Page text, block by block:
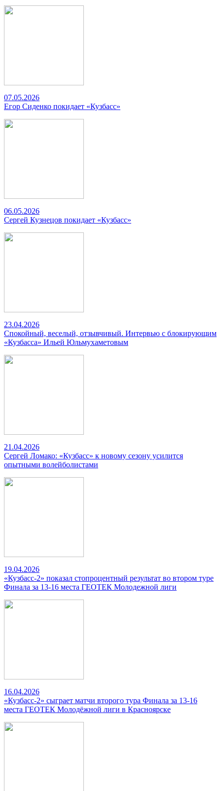
07.05.2026
Егор Сиденко покидает «Кузбасс»
06.05.2026
Сергей Кузнецов покидает «Кузбасс»
23.04.2026
Спокойный, веселый, отзывчивый. Интервью с блокирующим
«Кузбасса» Ильей Юльмухаметовым
21.04.2026
Сергей Ломако: «Кузбасс» к новому сезону усилится
опытными волейболистами
19.04.2026
«Кузбасс-2» показал стопроцентный результат во втором туре
Финала за 13-16 места ГЕОТЕК Молодежной лиги
16.04.2026
«Кузбасс-2» сыграет матчи второго тура Финала за 13-16
места ГЕОТЕК Молодёжной лиги в Красноярске